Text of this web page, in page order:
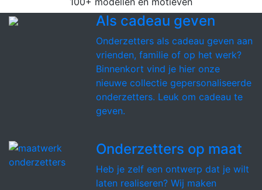
Als cadeau geven
Onderzetters als cadeau geven aan
vrienden, familie of op het werk?
Binnenkort vind je hier onze
nieuwe collectie gepersonaliseerde
onderzetters. Leuk om cadeau te
geven.
Onderzetters op maat
Heb je zelf een ontwerp dat je wilt
laten realiseren? Wij maken